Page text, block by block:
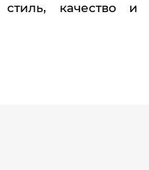
качество и